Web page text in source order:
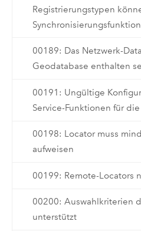
Registrierungstypen
00189: Das Netzwerk-
Geodatabase enthalten
00191: Ungültige
Service-Funktionen für
00198: Locator muss
aufweisen
00199: Remote-Locators
00200: Auswahlkriterien
unterstützt